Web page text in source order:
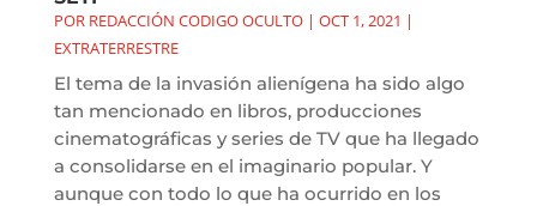
POR REDACCIÓN CODIGO OCULTO| OCT 1, 2021 |
EXTRATERRESTRE
El tema de la invasión alienígena ha sido algo
tan mencionado en libros, producciones
cinematográficas y series de TV que ha llegado
a consolidarse en el imaginario popular. Y
aunque con todo lo que ha ocurrido en los